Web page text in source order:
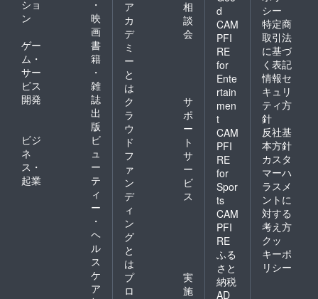
ショ
ン
・
映
画
ゲー
ム・
サー
ビス
開発
書
籍
・
雑
誌
出
版
ビジ
ネ
ス・
起業
ビ
ュ
ー
テ
ィ
ー
・
ヘ
ル
ス
ケ
ア
ア
カ
デ
ミ
ー
と
は
相
談
会
ク
ラ
ウ
ド
フ
ァ
ン
デ
ィ
ン
グ
と
は
サ
ポ
ー
ト
サ
ー
ビ
ス
プ
ロ
実
施
d
CAM
PFI
RE
for
Ente
rtain
men
t
CAM
PFI
RE
for
Spor
ts
CAM
PFI
RE
ふる
さと
納税
AD
シー
特定商
取引法
に基づ
く表記
情報セ
キュリ
ティ方
針
反社基
本方針
カスタ
マーハ
ラスメ
ントに
対する
考え方
クッ
キーポ
リシー